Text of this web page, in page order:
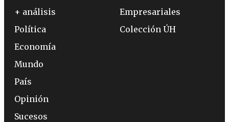
+ análisis
Política
Economía
Mundo
País
Opinión
Sucesos
Empresariales
Colección ÚH